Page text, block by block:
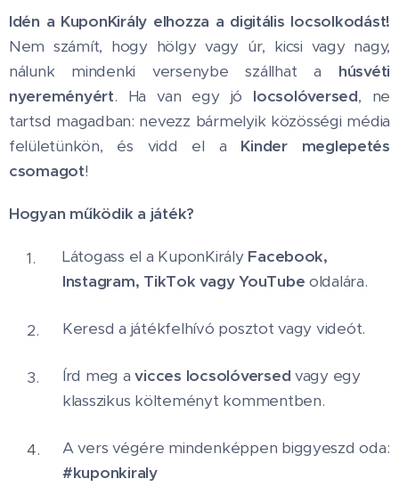
Idén a KuponKirály elhozza a digitális locsolkodást!
Nem számít, hogy hölgy vagy úr, kicsi vagy nagy,
nálunk mindenki versenybe szállhat a húsvéti
nyereményért. Ha van egy jó locsolóversed, ne
tartsd magadban: nevezz bármelyik közösségi média
felületünkön, és vidd el a Kinder meglepetés
csomagot!
Hogyan működik a játék?
Látogass el a KuponKirály Facebook,
Instagram, TikTok vagy YouTube oldalára.
Keresd a játékfelhívó posztot vagy videót.
Írd meg avicces locsolóversed vagy egy
klasszikus költeményt kommentben.
A vers végére mindenképpen biggyeszd oda:
#kuponkiraly